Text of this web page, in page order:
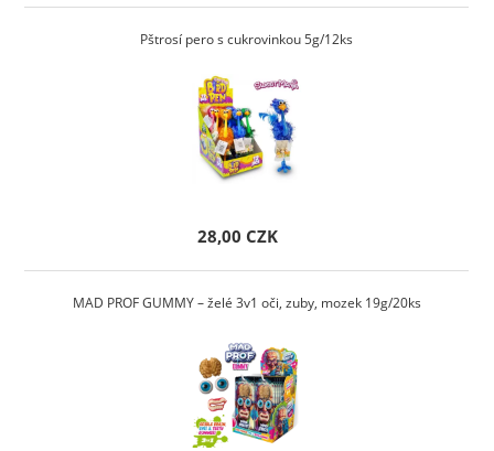
Pštrosí pero s cukrovinkou 5g/12ks
28,00 CZK
MAD PROF GUMMY – želé 3v1 oči, zuby, mozek 19g/20ks